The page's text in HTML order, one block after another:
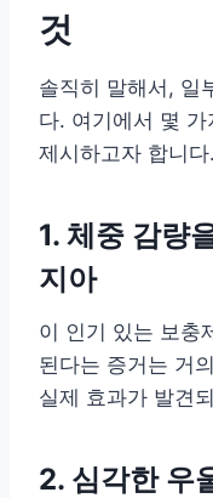
것
솔직히 말해서, 일
다. 여기에서 몇
제시하고자 합니다.
1. 체중 감량
지아
이 인기 있는 보충
된다는 증거는 거
실제 효과가 발견
2. 심각한 우